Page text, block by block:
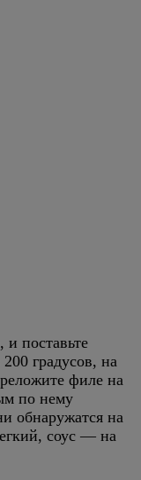
поставьте
градусов, на
филе на
по нему
обнаружатся на
соус — на